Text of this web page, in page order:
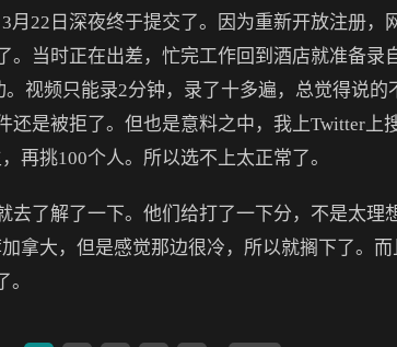
月22日深夜终于提交了。因为重新开放注册，
。当时正在出差，忙完工作回到酒店就准备录
视频只能录2分钟，录了十多遍，总觉得说
还是被拒了。但也是意料之中，我上Twitter上
再挑100个人。所以选不上太正常了。
了解了一下。他们给打了一下分，不是太理
拿大，但是感觉那边很冷，所以就搁下了。